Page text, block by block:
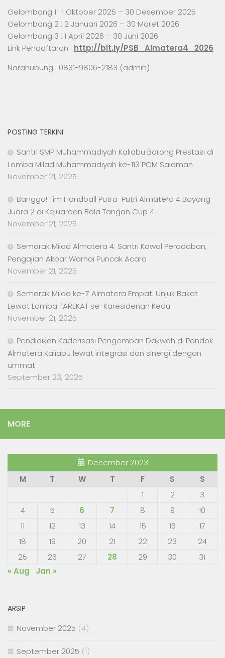
Gelombang 1 : 1 Oktober 2025 – 30 Desember 2025
Gelombang 2 : 2 Januari 2026 – 30 Maret 2026
Gelombang 3 : 1 April 2026 – 30 Juni 2026
Link Pendaftaran : http://bit.ly/PSB_Almatera4_2026
Narahubung : 0831-9806-2183 (admin)
POSTING TERKINI
Santri SMP Muhammadiyah Kaliabu Borong Prestasi di
Lomba Milad Muhammadiyah ke-113 PCM Salaman
November 21, 2025
Bangga! Tim Handball Putra-Putri Almatera 4 Boyong
Juara 2 di Kejuaraan Bola Tangan Cup 4
November 21, 2025
Semarak Milad Almatera 4: Santri Kawal Peradaban,
Pengajian Akbar Warnai Puncak Acara
November 21, 2025
Semarak Milad ke-7 Almatera Empat: Unjuk Bakat
Lewat Lomba TAREKAT se-Karesidenan Kedu
November 21, 2025
Pendidikan Kaderisasi Pengemban Dakwah di Pondok
Almatera Kaliabu lewat integrasi dan sinergi dengan
ummat
September 23, 2025
MORE
December 2023
M
T W T F S
S
1
2
3
4
5 6 7 8 9
10
11
12 13 14 15 16
17
18
19 20 21 22 23
24
25
26 27 28 29 30
31
« Aug
Jan »
ARSIP
November 2025 (4)
September 2025 (1)